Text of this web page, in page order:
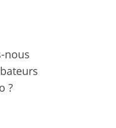
nous
?